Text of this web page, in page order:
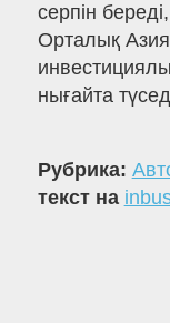
серпін
Орталық
нығайта
Рубрика:
текст на